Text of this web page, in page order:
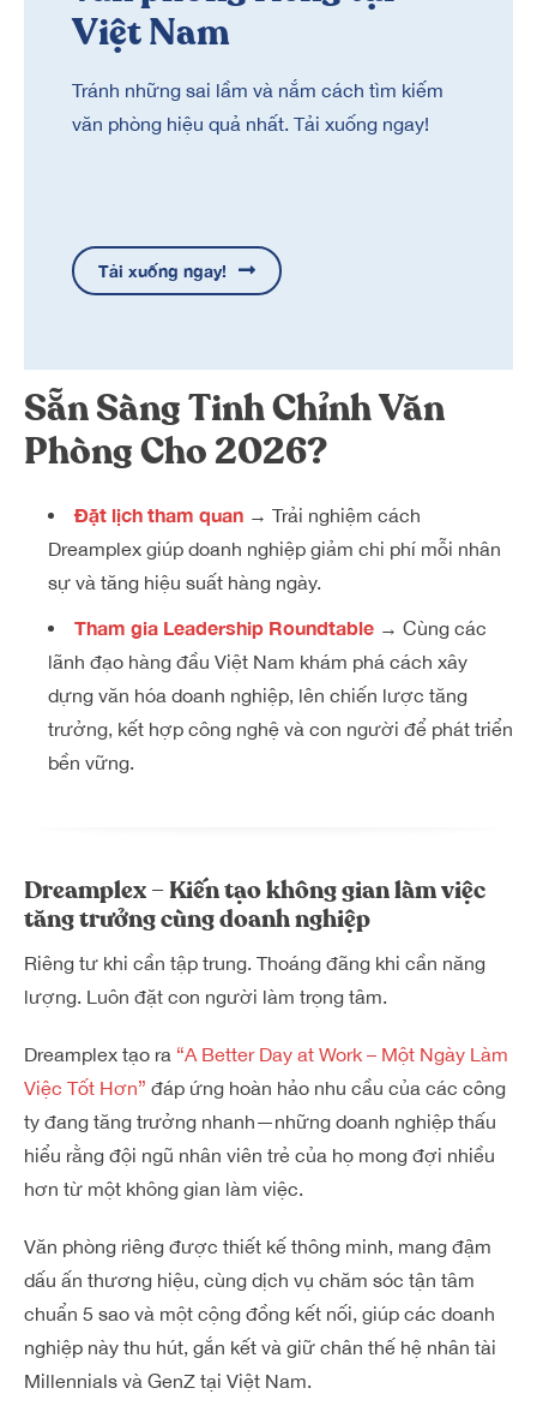
Việt Nam
Tránh những sai lầm và nắm cách tìm kiếm
văn phòng hiệu quả nhất. Tải xuống ngay!
Tải xuống ngay!
Sẵn Sàng Tinh Chỉnh Văn
Phòng Cho 2026?
Đặt lịch tham quan → Trải nghiệm cách
Dreamplex giúp doanh nghiệp giảm chi phí mỗi nhân
sự và tăng hiệu suất hàng ngày.
Tham gia Leadership Roundtable → Cùng các
lãnh đạo hàng đầu Việt Nam khám phá cách xây
dựng văn hóa doanh nghiệp, lên chiến lược tăng
trưởng, kết hợp công nghệ và con người để phát triển
bền vững.
Dreamplex – Kiến tạo không gian làm việc
tăng trưởng cùng doanh nghiệp
Riêng tư khi cần tập trung. Thoáng đãng khi cần năng
lượng. Luôn đặt con người làm trọng tâm.
Dreamplex tạo ra “A Better Day at Work – Một Ngày Làm
Việc Tốt Hơn” đáp ứng hoàn hảo nhu cầu của các công
ty đang tăng trưởng nhanh—những doanh nghiệp thấu
hiểu rằng đội ngũ nhân viên trẻ của họ mong đợi nhiều
hơn từ một không gian làm việc.
Văn phòng riêng được thiết kế thông minh, mang đậm
dấu ấn thương hiệu, cùng dịch vụ chăm sóc tận tâm
chuẩn 5 sao và một cộng đồng kết nối, giúp các doanh
nghiệp này thu hút, gắn kết và giữ chân thế hệ nhân tài
Millennials và GenZ tại Việt Nam.